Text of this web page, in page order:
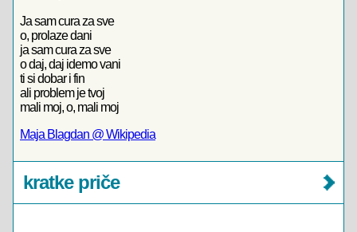
Ja sam cura za sve
o, prolaze dani
ja sam cura za sve
o daj, daj idemo vani
ti si dobar i fin
ali problem je tvoj
mali moj, o, mali moj
Maja Blagdan @ Wikipedia
kratke priče